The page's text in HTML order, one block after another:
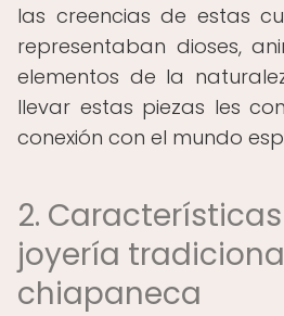
las creencias de estas
representaban dioses,
elementos de la
llevar estas piezas les
conexión con el mundo
2.
joyería
chiapaneca